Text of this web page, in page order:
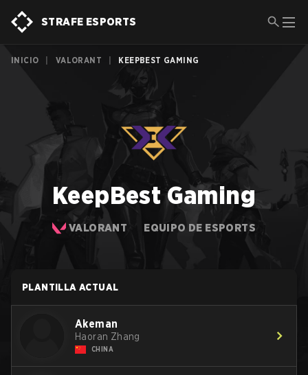
STRAFE ESPORTS
INICIO VALORANT KEEPBEST GAMING
KeepBest Gaming
VALORANT EQUIPO DE ESPORTS
PLANTILLA ACTUAL
Akeman
Haoran Zhang
CHINA